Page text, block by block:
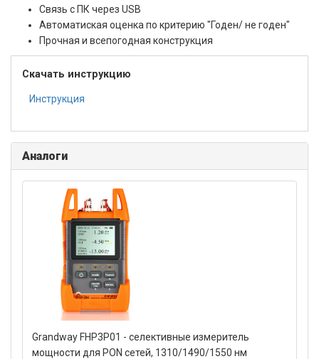
Связь с ПК через USB
Автоматиская оценка по критерию "Годен/ не годен"
Прочная и всепогодная конструкция
Скачать инструкцию
Инструкция
Аналоги
Grandway FHP3P01 - селективные измеритель
мощности для PON сетей, 1310/1490/1550 нм